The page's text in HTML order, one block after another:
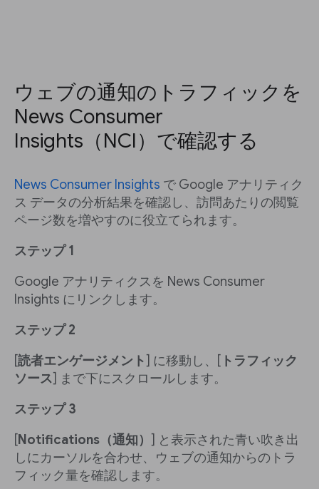
ウェブの通知のトラフィックを
News Consumer
Insights（NCI）で確認する
News Consumer Insights で Google アナリティク
ス データの分析結果を確認し、訪問あたりの閲覧
ページ数を増やすのに役立てられます。
ステップ 1
Google アナリティクスを News Consumer
Insights にリンクします。
ステップ 2
[読者エンゲージメント] に移動し、[ トラフィック
ソース] まで下にスクロールします。
ステップ 3
[Notifications（通知） ] と表示された青い吹き出
しにカーソルを合わせ、ウェブの通知からのトラ
フィック量を確認します。